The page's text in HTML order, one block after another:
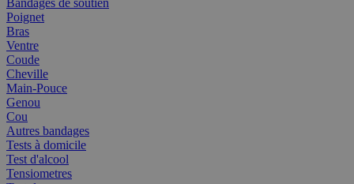
Bandages de soutien
Poignet
Bras
Ventre
Coude
Cheville
Main-Pouce
Genou
Cou
Autres bandages
Tests à domicile
Test d'alcool
Tensiometres